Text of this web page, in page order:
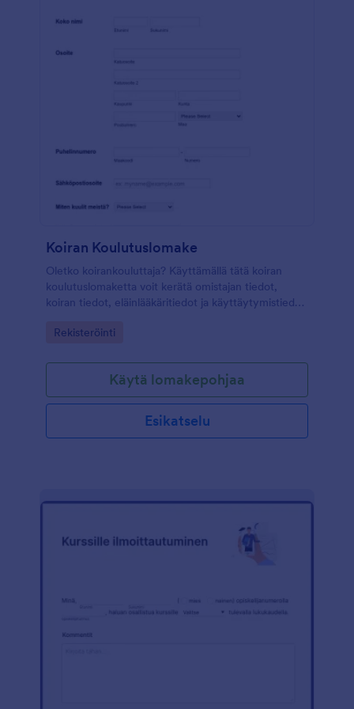
Koiran Koulutuslomake
Oletko koirankouluttaja? Käyttämällä tätä koiran
koulutuslomaketta voit kerätä omistajan tiedot,
koiran tiedot, eläinlääkäritiedot ja käyttäytymistiedot,
perheenjäsen hallitsee koiraa parhaiten.
Go to Category:
Rekisteröinti
Käytä lomakepohjaa
Esikatselu